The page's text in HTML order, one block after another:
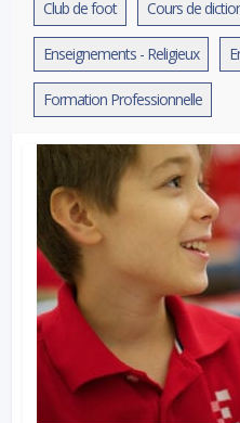
Club de foot Cours de
Enseignements - Religieux
Formation Professionnelle